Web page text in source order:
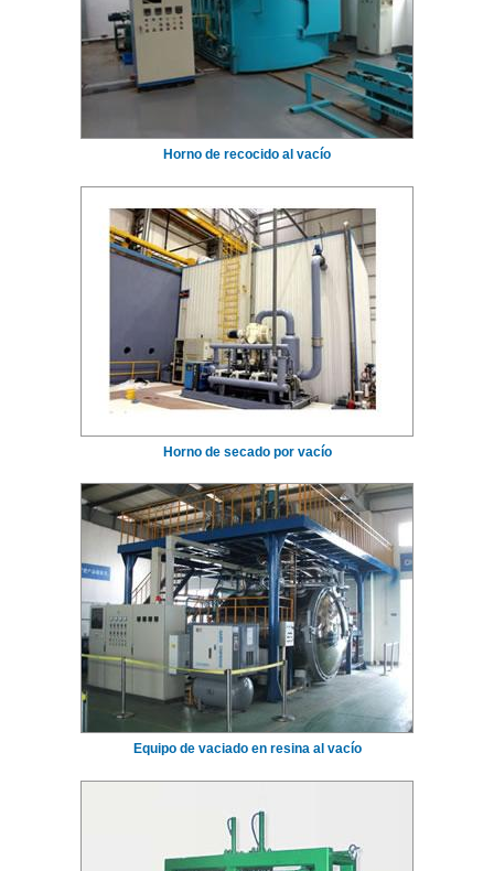
Horno de recocido al vacío
Horno de secado por vacío
Equipo de vaciado en resina al vacío